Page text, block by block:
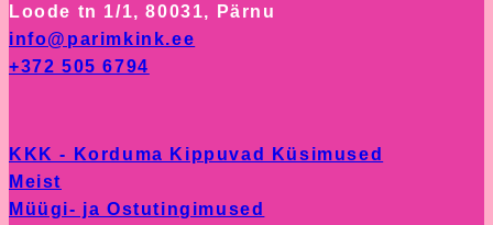
may
be
product
Loode tn 1/1, 80031, Pärnu
info@parimkink.ee
+372 505 6794
KKK - Korduma Kippuvad Küsimused
Meist
Müügi- ja Ostutingimused